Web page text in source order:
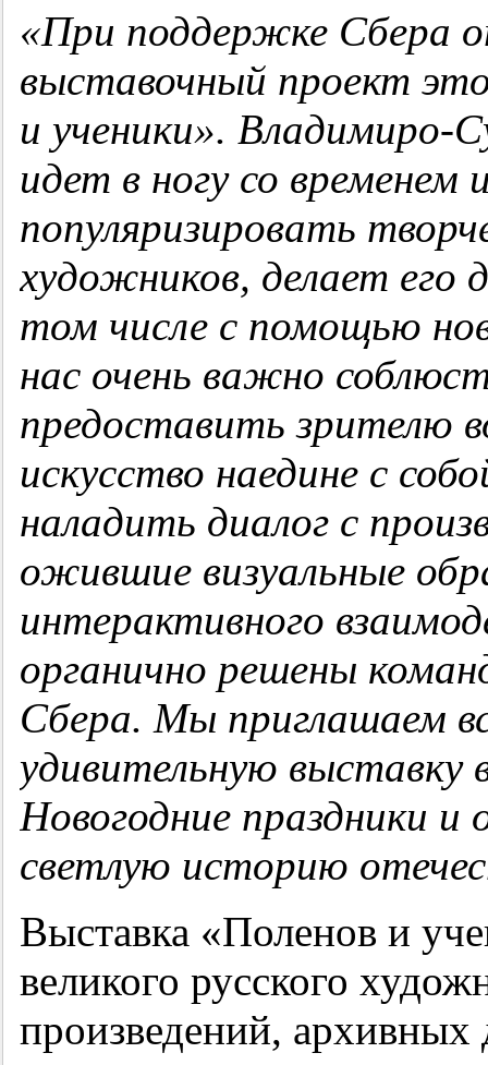
«При поддержке Сбера
выставочный проект
и ученики». Владимиро-
идет в ногу со
популяризировать
художников, делает его
том числе с помощью
нас очень важно
предоставить зрителю
искусство наедине с
наладить диалог с
ожившие визуальные
интерактивного
органично решены
Сбера. Мы приглашаем
удивительную выставку
Новогодние праздники и
светлую историю
Выставка «Поленов и
великого русского
произведений,